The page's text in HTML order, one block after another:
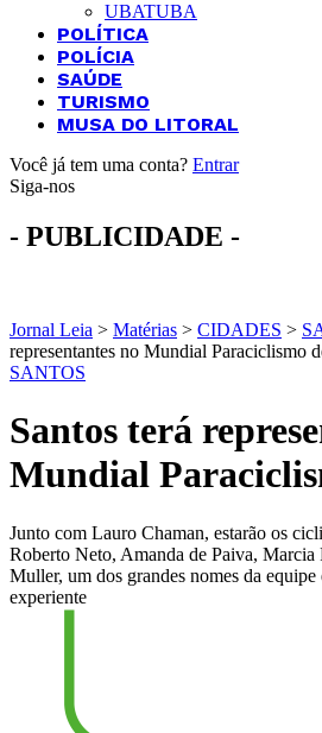
UBATUBA
POLÍTICA
POLÍCIA
SAÚDE
TURISMO
MUSA DO LITORAL
Você já tem uma conta? Entrar
Siga-nos
- PUBLICIDADE -
Jornal Leia > Matérias > CIDADES >
representantes no Mundial Paraciclismo
SANTOS
Santos terá
Mundial
Junto com Lauro Chaman, estarão os
Roberto Neto, Amanda de Paiva, Marcia
Muller, um dos grandes nomes da
experiente